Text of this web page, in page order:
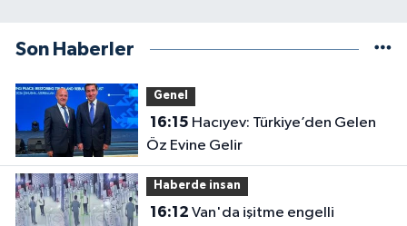
Son Haberler
Genel
16:15
Öz Evine Gelir
Haberde insan
16:12